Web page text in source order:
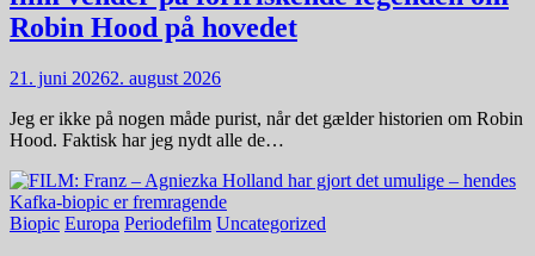
Robin Hood på hovedet
21. juni 20262. august 2026
Jeg er ikke på nogen måde purist, når det gælder historien om Robin
Hood. Faktisk har jeg nydt alle de…
Biopic Europa Periodefilm Uncategorized